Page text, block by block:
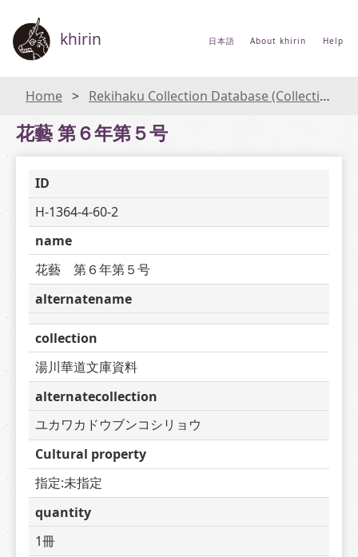
khirin 日本語 About khirin Help
Home Rekihaku Collection Database (Collections Database of the National Museum of Japanese History)
花藝 第６年第５号
ID
H-1364-4-60-2
name
花藝　第６年第５号
alternatename
collection
湯川華道文庫資料
alternatecollection
ユカワカドウブンコシリョウ
Cultural property
指定:未指定
quantity
1冊